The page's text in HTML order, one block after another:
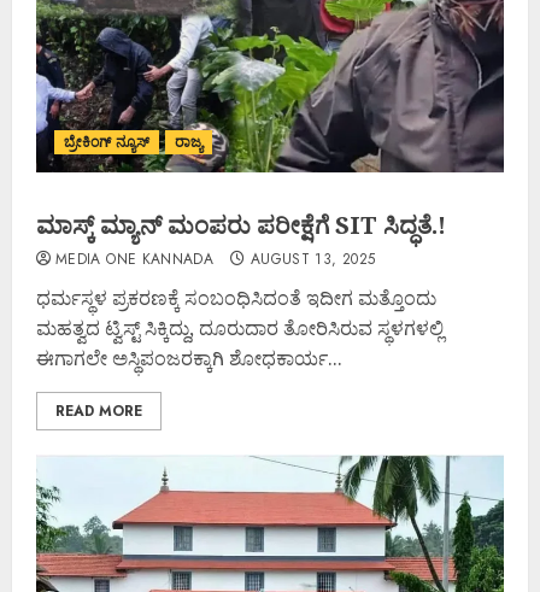
ಬ್ರೇಕಿಂಗ್ ನ್ಯೂಸ್ ರಾಜ್ಯ
ಮಾಸ್ಕ್ ಮ್ಯಾನ್ ಮಂಪರು ಪರೀಕ್ಷೆಗೆ SIT ಸಿದ್ಧತೆ.!
MEDIA ONE KANNADA AUGUST 13, 2025
ಧರ್ಮಸ್ಥಳ ಪ್ರಕರಣಕ್ಕೆ ಸಂಬಂಧಿಸಿದಂತೆ ಇದೀಗ ಮತ್ತೊಂದು
ಮಹತ್ವದ ಟ್ವಿಸ್ಟ್ ಸಿಕ್ಕಿದ್ದು, ದೂರುದಾರ ತೋರಿಸಿರುವ ಸ್ಥಳಗಳಲ್ಲಿ
ಈಗಾಗಲೇ ಅಸ್ಥಿಪಂಜರಕ್ಕಾಗಿ ಶೋಧಕಾರ್ಯ...
READ MORE